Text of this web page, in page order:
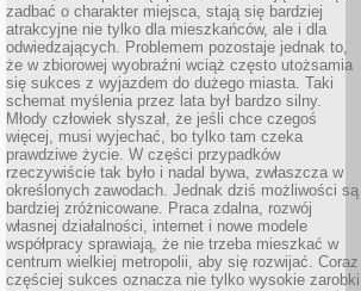
zadbać o charakter miejsca, stają się bardziej
atrakcyjne nie tylko dla mieszkańców, ale i dla
odwiedzających. Problemem pozostaje jednak to,
że w zbiorowej wyobraźni wciąż często utożsamia
się sukces z wyjazdem do dużego miasta. Taki
schemat myślenia przez lata był bardzo silny.
Młody człowiek słyszał, że jeśli chce czegoś
więcej, musi wyjechać, bo tylko tam czeka
prawdziwe życie. W części przypadków
rzeczywiście tak było i nadal bywa, zwłaszcza w
określonych zawodach. Jednak dziś możliwości są
bardziej zróżnicowane. Praca zdalna, rozwój
własnej działalności, internet i nowe modele
współpracy sprawiają, że nie trzeba mieszkać w
centrum wielkiej metropolii, aby się rozwijać. Coraz
częściej sukces oznacza nie tylko wysokie zarobki